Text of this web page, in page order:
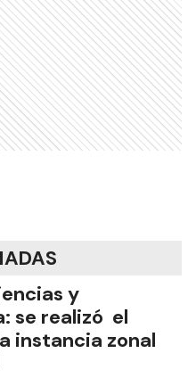
y
se realizó el
instancia zonal